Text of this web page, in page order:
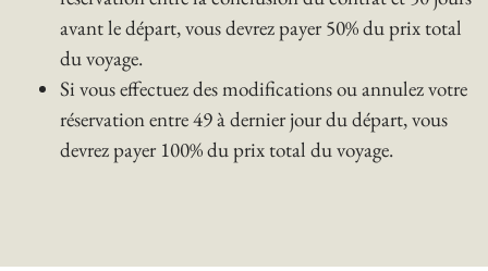
avant le départ, vous devrez payer 50% du prix total
du voyage.
Si vous effectuez des modifications ou annulez votre
réservation entre 49 à dernier jour du départ, vous
devrez payer 100% du prix total du voyage.